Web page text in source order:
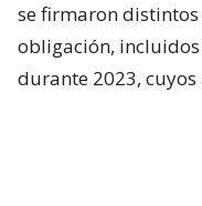
se firmaron
obligación,
durante 2023, cuyos